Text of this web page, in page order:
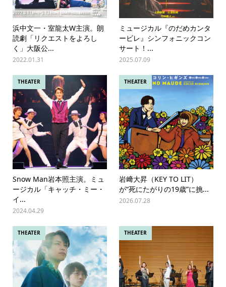
浜中文一・室龍太W主演。朗
読劇「リクエストをよろし
く」大阪公...
2022.01.31
ミュージカル『のだめカンタ
ービレ』シンフォニックコン
サート！...
2025.07.09
THEATER
Snow Man岩本照主演。ミュ
ージカル「キャッチ・ミー・
イ...
2024.04.29
THEATER
岩﨑大昇（KEY TO LIT）
が“死にたがりの19歳”に挑...
2026.07.28
THEATER THEATER